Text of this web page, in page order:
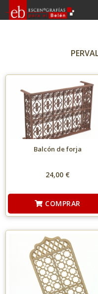
Balcón de forja
24,00 €
COMPRAR